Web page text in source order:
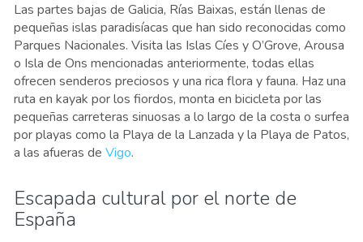
Las partes bajas de Galicia, Rías Baixas, están llenas de
pequeñas islas paradisíacas que han sido reconocidas como
Parques Nacionales. Visita las Islas Cíes y O’Grove, Arousa
o Isla de Ons mencionadas anteriormente, todas ellas
ofrecen senderos preciosos y una rica flora y fauna. Haz una
ruta en kayak por los fiordos, monta en bicicleta por las
pequeñas carreteras sinuosas a lo largo de la costa o surfea
por playas como la Playa de la Lanzada y la Playa de Patos,
a las afueras de Vigo.
Escapada cultural por el norte de
España